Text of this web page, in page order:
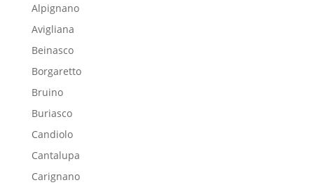
Alpignano
Avigliana
Beinasco
Borgaretto
Bruino
Buriasco
Candiolo
Cantalupa
Carignano